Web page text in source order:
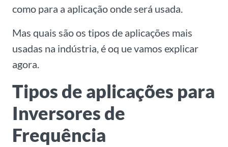
como para a aplicação onde será usada.
Mas quais são os tipos de aplicações mais
usadas na indústria, é oq ue vamos explicar
agora.
Tipos de aplicações para
Inversores de
Frequência